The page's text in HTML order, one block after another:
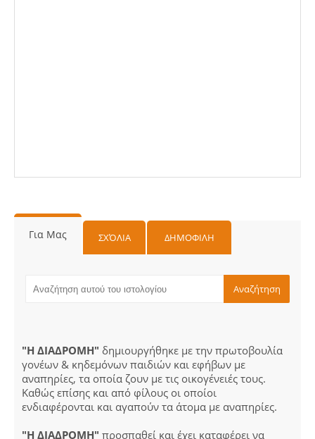
Για Μας ΣΧΌΛΙΑ ΔΗΜΟΦΙΛΗ
"Η ΔΙΑΔΡΟΜΗ" δημιουργήθηκε με την πρωτοβουλία
γονέων & κηδεμόνων παιδιών και εφήβων με
αναπηρίες, τα οποία ζουν με τις οικογένειές τους.
Καθώς επίσης και από φίλους οι οποίοι
ενδιαφέρονται και αγαπούν τα άτομα με αναπηρίες.
"Η ΔΙΑΔΡΟΜΗ" προσπαθεί και έχει καταφέρει να